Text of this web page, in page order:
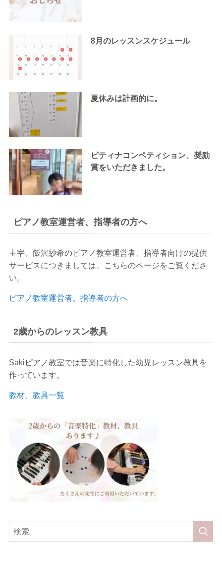
8月のレッスンスケジュール
夏休みは計画的に。
ピティナコンペティション、奨励
賞をいただきました。
ピアノ教室運営者、指導者の方へ
主宰、飯沢紗希のピアノ教室運営者、指導者向けの提供
サービスにつきましては、こちらのページをご覧くださ
い。
ピアノ教室運営者、指導者の方へ
2歳からのレッスン教具
Sakiピアノ教室では音楽に特化した幼児レッスン教具を
作っています。
教材、教具一覧